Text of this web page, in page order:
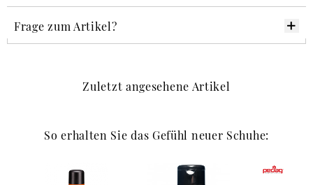
Frage zum Artikel?
Zuletzt angesehene Artikel
So erhalten Sie das Gefühl neuer Schuhe: